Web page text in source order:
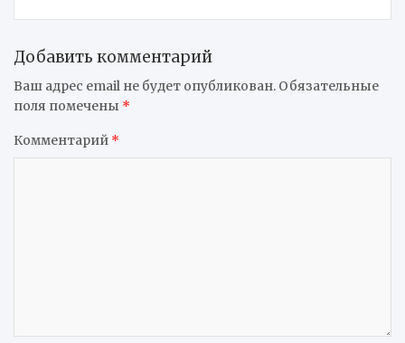
Добавить комментарий
Ваш адрес email не будет опубликован. Обязательные
поля помечены *
Комментарий *